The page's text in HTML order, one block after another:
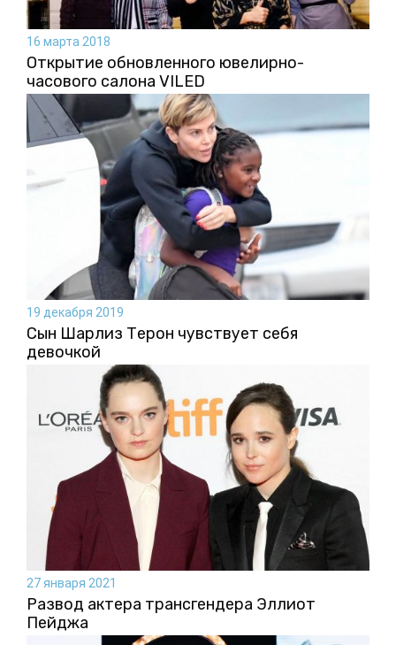
16 марта 2018
Открытие обновленного ювелирно-
часового салона VILED
19 декабря 2019
Сын Шарлиз Терон чувствует себя
девочкой
27 января 2021
Развод актера трансгендера Эллиот
Пейджа